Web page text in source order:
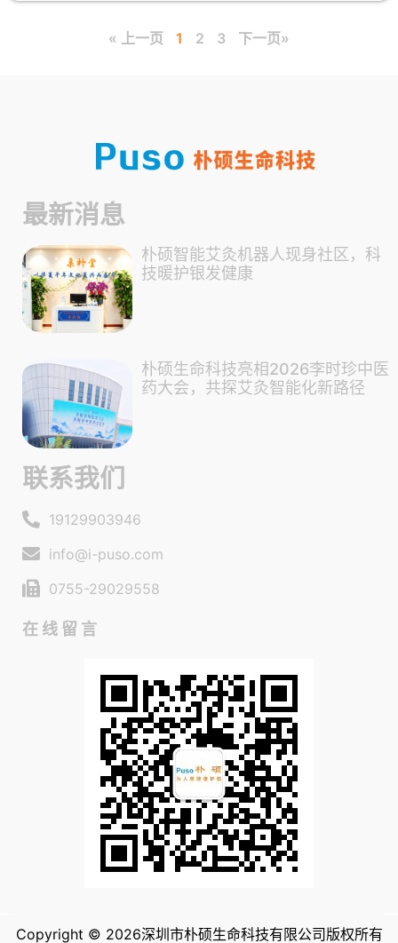
间和穴位定位，大大提高了治疗的效果和安全性。 在提升科室
临床效率方面，朴硕智能艾灸机器人表现出色。它能够同时为
的整体运行效率，为更多患者带来了及时有效的治疗。 此外，
朴硕智能艾灸机器人的引入还提升了医院的品牌形象。在患者
入先进的智能医疗设备，展示了其对医疗技术创新的积极态度
和对患者健康的高度关注。这不仅吸引了更多患者前来就诊，
了坚实的基础。
« 上一页 1 2 3 下一页»
最新消息
朴硕智能艾灸机器人现身社区，科
技暖护银发健康
朴硕生命科技亮相2026李时珍中医
药大会，共探艾灸智能化新路径
联系我们
19129903946
info@i-puso.com
0755-29029558
在线留言
Copyright © 2026深圳市朴硕生命科技有限公司版权所有